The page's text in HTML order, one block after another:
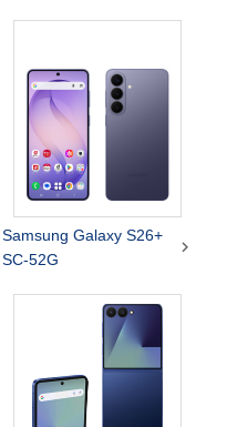
Samsung Galaxy S26+
SC-52G
